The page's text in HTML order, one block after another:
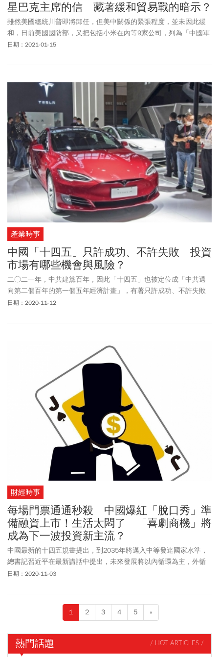
星巴克主席的信 藏著緩和貿易戰的暗示？
雖然美國總統川普即將卸任，但美中關係的緊張程度，並未因此緩
和，日前美國國防部，又把包括小米在內等9家公司，列為「中國軍
方擁有、控制的企業」，使這份「黑名單」，擴增至44家，未來美
當起了「筆友」，兩人近期的通信內容，也被外媒報導披露，甚至
引發「習近平回信給舒茲，是間接向準總統拜登喊話」的聯想。
日期：2021-01-15
產業時事
中國「十四五」只許成功、不許失敗 投資
市場有哪些機會與風險？
二○二一年，中共建黨百年，因此「十四五」也被定位成「中共邁
向第二個百年的第一個五年經濟計畫」，有著只許成功、不許失敗
的壓力。衍生到投資市場，有哪些機會與風險呢？
日期：2020-11-12
財經時事
每場門票通通秒殺 中國爆紅「脫口秀」準
備融資上市！生活太悶了 「喜劇商機」將
成為下一波投資新主流？
中國最新的十四五規畫提出，到2035年將邁入中等發達國家水準，
總書記習近平在最新講話中提出，未來發展將以內循環為主，外循
環為輔，以此應對國際局勢的變化。
日期：2020-11-03
1 2 3 4 5 »
熱門話題 / HOT ARTICLES /